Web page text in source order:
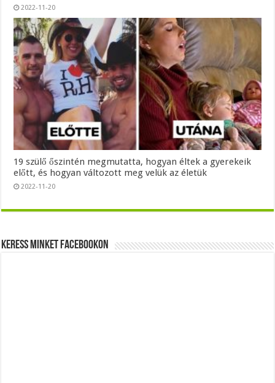
2022-11-20
19 szülő őszintén megmutatta, hogyan éltek a gyerekeik
előtt, és hogyan változott meg velük az életük
2022-11-20
Keress minket Facebookon